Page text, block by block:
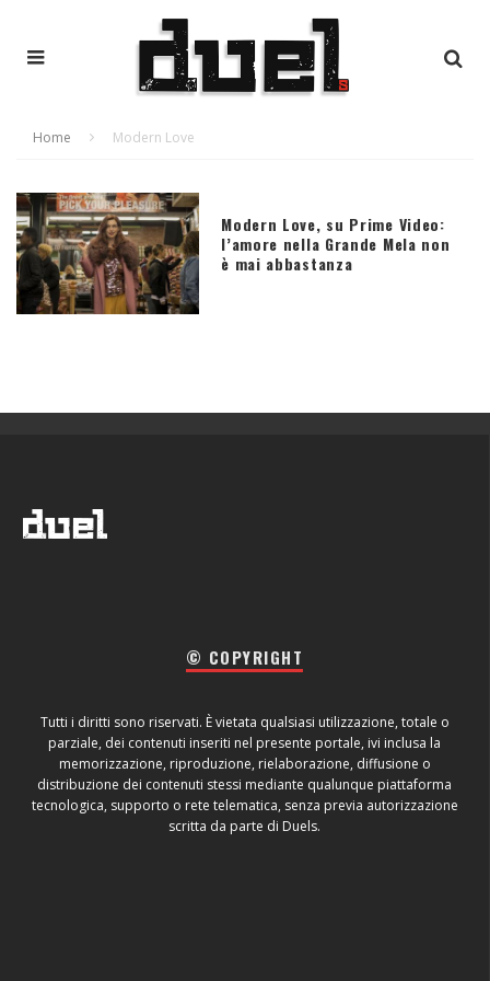
Home Modern Love
Modern Love, su Prime Video:
l’amore nella Grande Mela non
è mai abbastanza
© COPYRIGHT
Tutti i diritti sono riservati. È vietata qualsiasi utilizzazione, totale o
parziale, dei contenuti inseriti nel presente portale, ivi inclusa la
memorizzazione, riproduzione, rielaborazione, diffusione o
distribuzione dei contenuti stessi mediante qualunque piattaforma
tecnologica, supporto o rete telematica, senza previa autorizzazione
scritta da parte di Duels.